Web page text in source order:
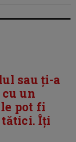
sau ți-a
un
pot fi
Îți